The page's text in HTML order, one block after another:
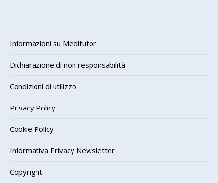
Informazioni su Meditutor
Dichiarazione di non responsabilità
Condizioni di utilizzo
Privacy Policy
Cookie Policy
Informativa Privacy Newsletter
Copyright